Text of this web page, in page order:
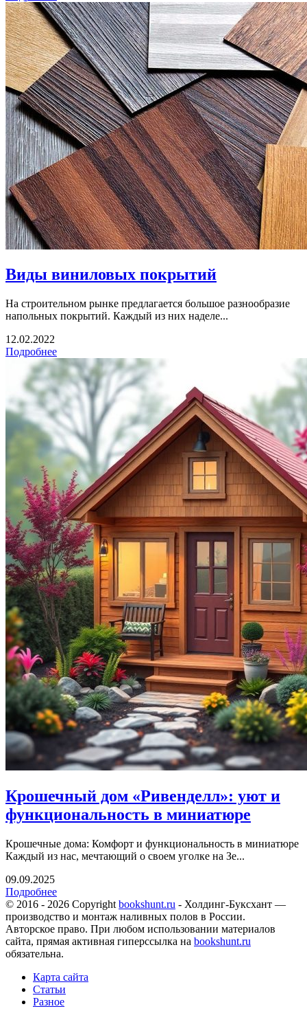
Виды виниловых покрытий
На строительном рынке предлагается большое разнообразие
напольных покрытий. Каждый из них наделе...
12.02.2022
Подробнее
Крошечный дом «Ривенделл»: уют и
функциональность в миниатюре
Крошечные дома: Комфорт и функциональность в миниатюре
Каждый из нас, мечтающий о своем уголке на Зе...
09.09.2025
Подробнее
© 2016 - 2026 Copyright bookshunt.ru - Холдинг-Буксхант —
производство и монтаж наливных полов в России.
Авторское право. При любом использовании материалов
сайта, прямая активная гиперссылка на bookshunt.ru
обязательна.
Карта сайта
Статьи
Разное